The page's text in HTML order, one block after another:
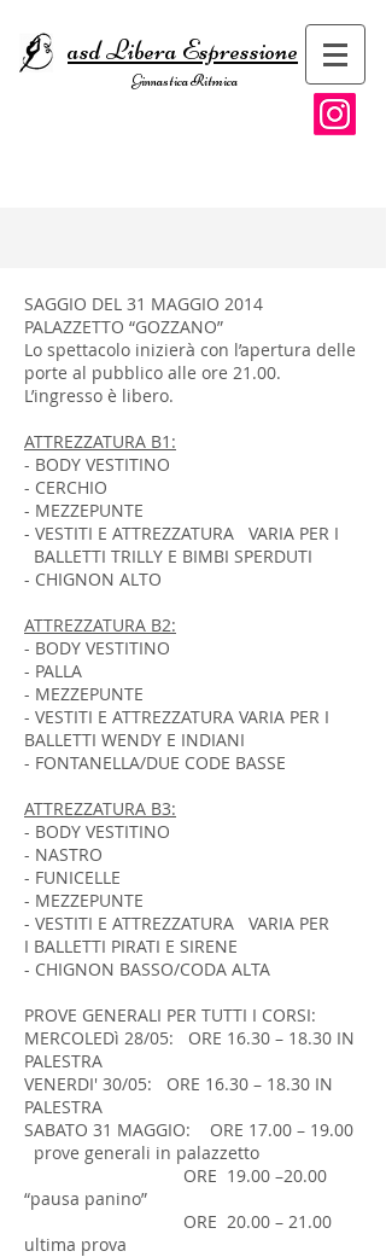
asd Libera Espressione
Ginnastica Ritmica
SAGGIO DEL 31 MAGGIO 2014
PALAZZETTO “GOZZANO”
Lo spettacolo inizierà con l’apertura delle
porte al pubblico alle ore 21.00.
L’ingresso è libero.
ATTREZZATURA B1:
- BODY VESTITINO
- CERCHIO
- MEZZEPUNTE
- VESTITI E ATTREZZATURA VARIA PER I
BALLETTI TRILLY E BIMBI SPERDUTI
- CHIGNON ALTO
ATTREZZATURA B2:
- BODY VESTITINO
- PALLA
- MEZZEPUNTE
- VESTITI E ATTREZZATURA VARIA PER I
BALLETTI WENDY E INDIANI
- FONTANELLA/DUE CODE BASSE
ATTREZZATURA B3:
- BODY VESTITINO
- NASTRO
- FUNICELLE
- MEZZEPUNTE
- VESTITI E ATTREZZATURA VARIA PER
I BALLETTI PIRATI E SIRENE
- CHIGNON BASSO/CODA ALTA
PROVE GENERALI PER TUTTI I CORSI:
MERCOLEDì 28/05: ORE 16.30 – 18.30 IN
PALESTRA
VENERDI' 30/05: ORE 16.30 – 18.30 IN
PALESTRA
SABATO 31 MAGGIO: ORE 17.00 – 19.00
prove generali in palazzetto
ORE 19.00 –20.00
“pausa panino”
ORE 20.00 – 21.00
ultima prova